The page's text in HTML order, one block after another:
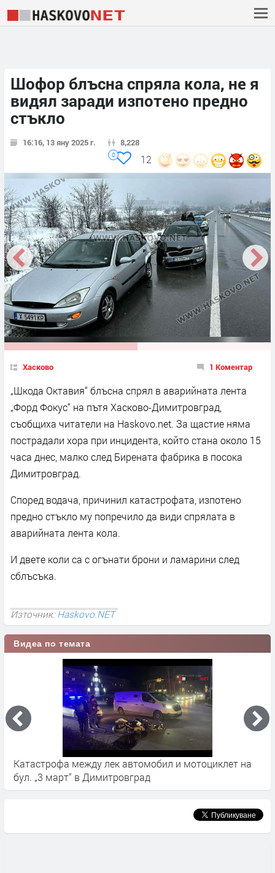
Шофор блъсна спряла кола, не я
видял заради изпотено предно
стъкло
16:16, 13 яну 2025 г. 8,228
12
0
Хасково 1 Коментар
„Шкода Октавия“ блъсна спрял в аварийната лента
„Форд Фокус“ на пътя Хасково-Димитровград,
съобщиха читатели на Haskovo.net. За щастие няма
пострадали хора при инцидента, който стана около 15
часа днес, малко след Бирената фабрика в посока
Димитровград.
Според водача, причинил катастрофата, изпотено
предно стъкло му попречило да види спрялата в
аварийната лента кола.
И двете коли са с огънати брони и ламарини след
сблъсъка.
Източник:Haskovo.NET
Видеа по темата
Катастрофа между лек автомобил и мотоциклет на
бул. „3 март“ в Димитровград